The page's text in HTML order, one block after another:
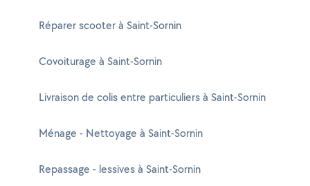
Réparer scooter à Saint-Sornin
Covoiturage à Saint-Sornin
Livraison de colis entre particuliers à Saint-Sornin
Ménage - Nettoyage à Saint-Sornin
Repassage - lessives à Saint-Sornin